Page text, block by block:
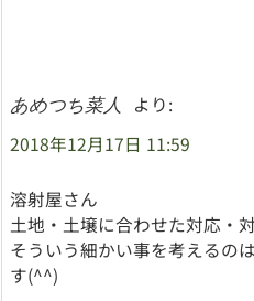
あめつち菜人
より:
2018年12月17日 11:59
溶射屋さん
土地・土壌に合わせた対応・対
そういう細かい事を考えるの
す(^^)